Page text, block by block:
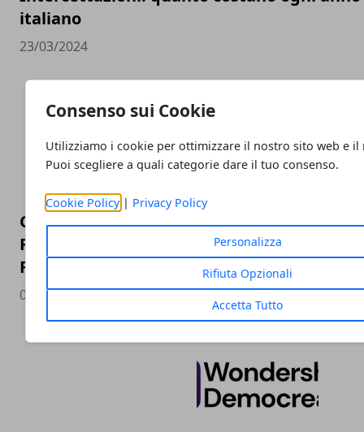
Consenso sui Cookie
Utilizziamo i cookie per ottimizzare il nostro sito web e il
Puoi scegliere a quali categorie dare il tuo consenso.
Cookie Policy| Privacy Policy
Personalizza
Rifiuta Opzionali
Accetta Tutto
italiano
23/03/2024
Cambia il tuo modo di navigare con Fritz
Repeater 6000: la soluzione per i
Fastweb
06/03/2023